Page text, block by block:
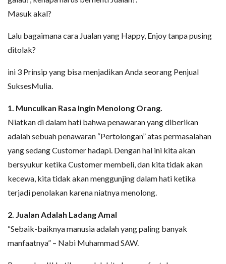
Masuk akal?
Lalu bagaimana cara Jualan yang Happy, Enjoy tanpa pusing
ditolak?
ini 3 Prinsip yang bisa menjadikan Anda seorang Penjual
SuksesMulia.
1. Munculkan Rasa Ingin Menolong Orang.
Niatkan di dalam hati bahwa penawaran yang diberikan
adalah sebuah penawaran “Pertolongan” atas permasalahan
yang sedang Customer hadapi. Dengan hal ini kita akan
bersyukur ketika Customer membeli, dan kita tidak akan
kecewa, kita tidak akan menggunjing dalam hati ketika
terjadi penolakan karena niatnya menolong.
2. Jualan Adalah Ladang Amal
“Sebaik-baiknya manusia adalah yang paling banyak
manfaatnya” – Nabi Muhammad SAW.